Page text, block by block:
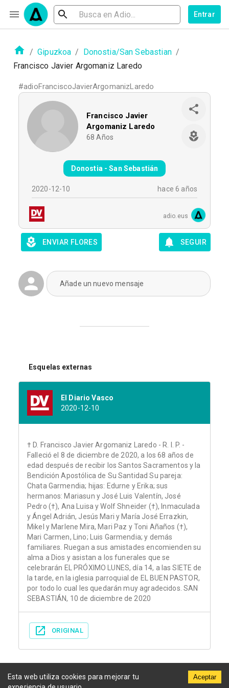
Entrar
/ Gipuzkoa / Donostia/San Sebastian /
Francisco Javier Argomaniz Laredo
#adioFranciscoJavierArgomanizLaredo
Francisco Javier
Argomaniz Laredo
68 Años
Donostia - San Sebastián
2020-12-10 hace 6 años
adio.eus
ENVIAR FLORES SEGUIR
Añade un nuevo mensaje
Esquelas externas
El Diario Vasco
2020-12-10
† D. Francisco Javier Argomaniz Laredo - R. I. P. -
Falleció el 8 de diciembre de 2020, a los 68 años de
edad después de recibir los Santos Sacramentos y la
Bendición Apostólica de Su Santidad Su pareja:
Chata Garmendia; hijas: Edurne y Erika; sus
hermanos: Mariasun y José Luis Valentín, José
Pedro (†), Ana Luisa y Wolf Shneider (†), Inmaculada
y Ángel Adrián, Jesús Mari y María José Errazkin,
Mikel y Marlene Mira, Mari Paz y Toni Añaños (†),
Mari Carmen, Lino; Luis Garmendia; y demás
familiares. Ruegan a sus amistades encomienden su
alma a Dios y asistan a los funerales que se
celebrarán EL PRÓXIMO LUNES, día 14, a las SIETE de
la tarde, en la iglesia parroquial de EL BUEN PASTOR,
por todo lo cual les quedarán muy agradecidos. SAN
SEBASTIÁN, 10 de diciembre de 2020
ORIGINAL
Esta web utiliza cookies para mejorar tu
Aceptar